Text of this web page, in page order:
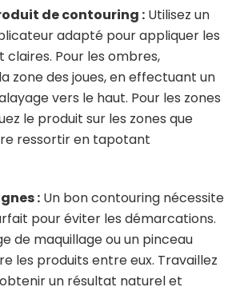
de contouring : Utilisez un
adapté pour appliquer les
Pour les ombres,
zone des joues, en effectuant un
vers le haut. Pour les zones
le produit sur les zones que
ressortir en tapotant
: Un bon contouring nécessite
pour éviter les démarcations.
de maquillage ou un pinceau
les produits entre eux. Travaillez
un résultat naturel et